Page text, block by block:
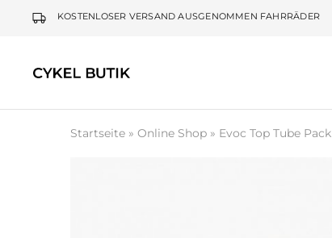
KOSTENLOSER VERSAND AUSGENOMMEN FAHRRÄDER
Cykel
Startseite » Online Shop » Evoc Top Tube Pack